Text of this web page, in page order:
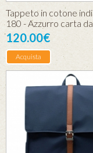
Tappeto in cotone
180 - Azzurro carta
120.00€
Acquista